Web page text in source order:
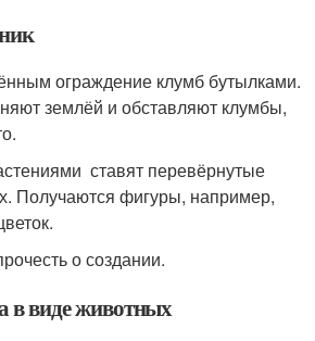
ограждение клумб бутылками.
землёй и обставляют клумбы,
ставят перевёрнутые
Получаются фигуры, например,
о создании.
в виде животных